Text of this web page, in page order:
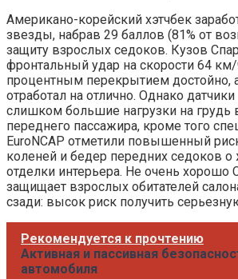
Американо-корейский хэтчбек
звезды, набрав 29 баллов (81% от
защиту взрослых седоков. Кузов
фронтальный удар на скорости 64
процентным перекрытием достойно,
отработал на отлично. Однако
слишком большие нагрузки на грудь
переднего пассажира, кроме того
EuroNCAP отметили повышенный
коленей и бедер передних седоков о
отделки интерьера. Не очень хорошо
защищает взрослых обитателей
сзади: высок риск получить
Рекомендуется к прочтению
Активная и пассивная
автомобиля